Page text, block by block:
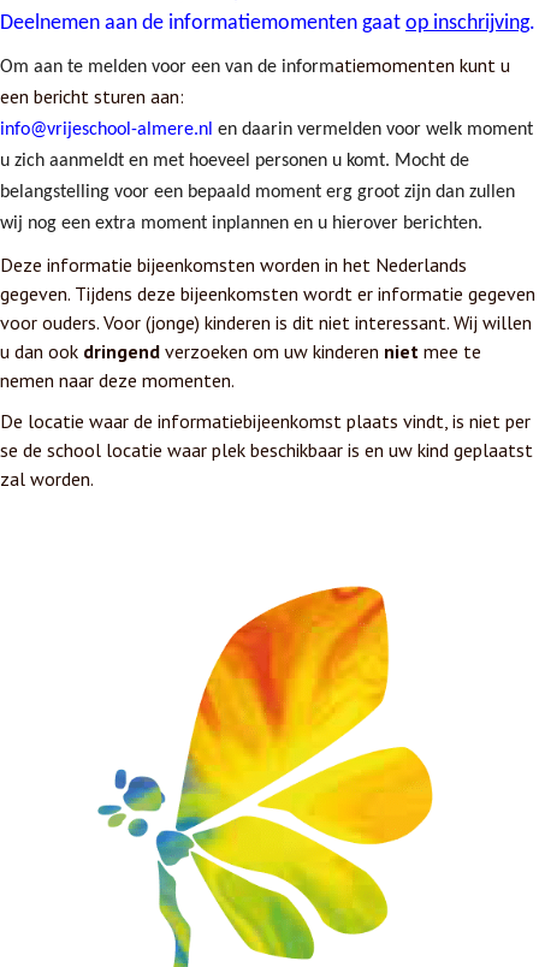
Deelnemen aan de informatiemomenten gaat op inschrijving.
Om aan te melden voor een van de informatiemomenten kunt u
een bericht sturen aan:
info@vrijeschool-almere.nl en daarin vermelden voor welk moment
u zich aanmeldt en met hoeveel personen u komt. Mocht de
belangstelling voor een bepaald moment erg groot zijn dan zullen
wij nog een extra moment inplannen en u hierover berichten.
Deze informatie bijeenkomsten worden in het Nederlands
gegeven. Tijdens deze bijeenkomsten wordt er informatie gegeven
voor ouders. Voor (jonge) kinderen is dit niet interessant. Wij willen
u dan ook dringend verzoeken om uw kinderen niet mee te
nemen naar deze momenten.
De locatie waar de informatiebijeenkomst plaats vindt, is niet per
se de school locatie waar plek beschikbaar is en uw kind geplaatst
zal worden.